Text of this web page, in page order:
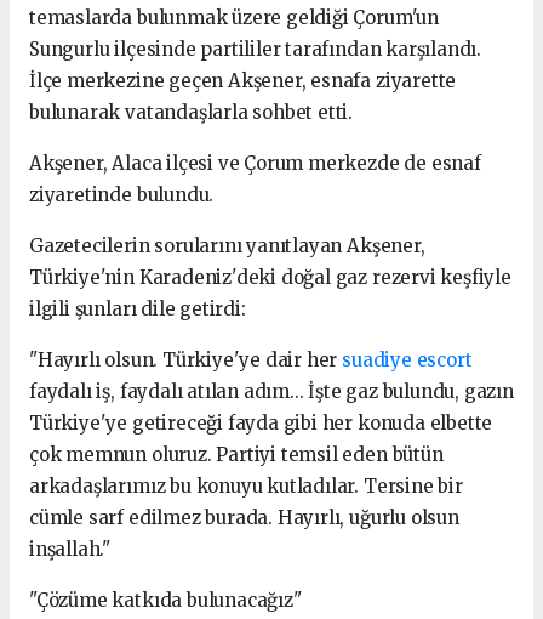
temaslarda bulunmak üzere geldiği Çorum'un
Sungurlu ilçesinde partililer tarafından karşılandı.
İlçe merkezine geçen Akşener, esnafa ziyarette
bulunarak vatandaşlarla sohbet etti.
Akşener, Alaca ilçesi ve Çorum merkezde de esnaf
ziyaretinde bulundu.
Gazetecilerin sorularını yanıtlayan Akşener,
Türkiye'nin Karadeniz'deki doğal gaz rezervi keşfiyle
ilgili şunları dile getirdi:
"Hayırlı olsun. Türkiye'ye dair her suadiye escort
faydalı iş, faydalı atılan adım... İşte gaz bulundu, gazın
Türkiye'ye getireceği fayda gibi her konuda elbette
çok memnun oluruz. Partiyi temsil eden bütün
arkadaşlarımız bu konuyu kutladılar. Tersine bir
cümle sarf edilmez burada. Hayırlı, uğurlu olsun
inşallah."
"Çözüme katkıda bulunacağız"